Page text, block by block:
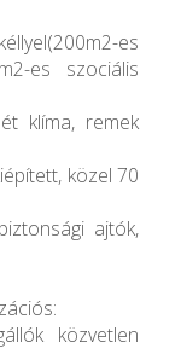
es
es szociális
klíma, remek
közel 70
ajtók,
közvetlen